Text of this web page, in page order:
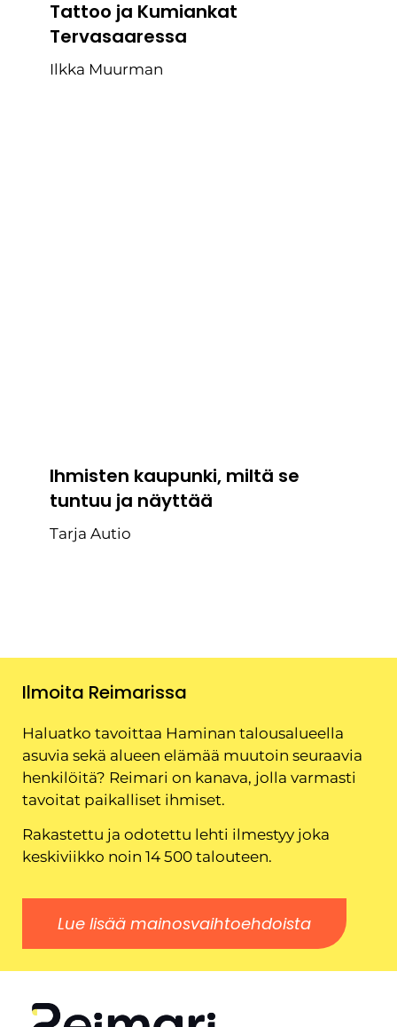
Tattoo ja Kumiankat
Tervasaaressa
Ilkka Muurman
Ihmisten kaupunki, miltä se
tuntuu ja näyttää
Tarja Autio
Ilmoita Reimarissa
Haluatko tavoittaa Haminan talousalueella
asuvia sekä alueen elämää muutoin seuraavia
henkilöitä? Reimari on kanava, jolla varmasti
tavoitat paikalliset ihmiset.
Rakastettu ja odotettu lehti ilmestyy joka
keskiviikko noin 14 500 talouteen.
Lue lisää mainosvaihtoehdoista